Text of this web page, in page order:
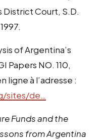
District Court, S.D.
of Argentina’s
Papers NO. 110,
à l’adresse :
sites/de…
Funds and the
from Argentina